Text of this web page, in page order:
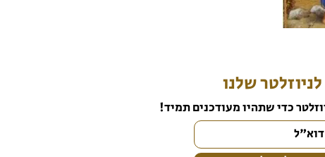
שלנו
כדי שתהיו מעודכנים תמיד!